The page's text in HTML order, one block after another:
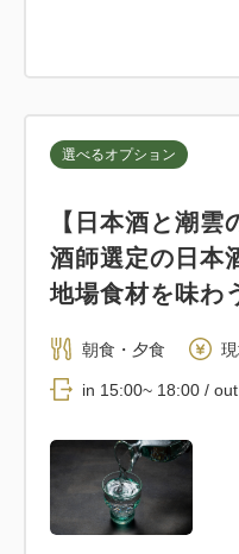
選べるオプション
【日本酒と潮雲
酒師選定の日本
地場食材を味わ
朝食・夕食
in 15:00~ 18:00 /